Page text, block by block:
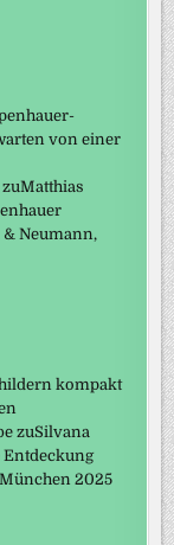
von einer
Neumann,
kompakt
zuSilvana
Entdeckung
2025